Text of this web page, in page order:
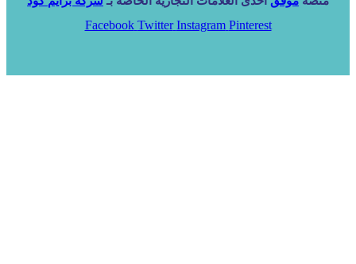
Facebook Twitter Instagram Pinterest